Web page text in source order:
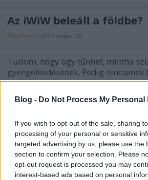
Blog - Do Not Process My Personal
If you wish to opt-out of the sale, sharing
processing of your personal or sensitive
targeted advertising by us, please use the
section to confirm your selection. Please
opt-out request is processed you may
interest-based ads based on personal
Az iWiW beleáll a földbe?
hírbehozó • 2011. május 18.
Tudom, hogy úgy tűnhet, mintha
gyengélkedésének. Pedig nincsenek
különösebb érzelmek (se pozitív, se
iWiW-vel kapcsolatban. Ugyanakkor
tartom, hogy ennek az idehaza
korszakát…
Melyik a legjobb magyar
alkalmazás?